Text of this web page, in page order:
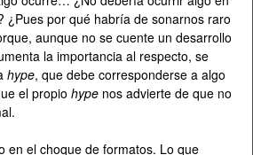
¿Pues por qué habría de sonarnos raro
aunque no se cuente un desarrollo
la importancia al respecto, se
hype, que debe corresponderse a algo
el propio hype nos advierte de que no
en el choque de formatos. Lo que